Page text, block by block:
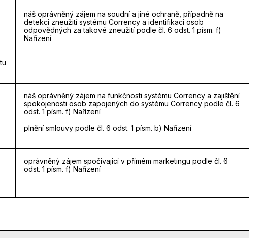
náš oprávněný zájem na soudní a jiné ochraně, případně na
detekci zneužití systému Corrency a identifikaci osob
odpovědných za takové zneužití podle čl. 6 odst. 1 písm. f)
Nařízení
náš oprávněný zájem na funkčnosti systému Corrency a zajištění
spokojenosti osob zapojených do systému Corrency podle čl. 6
odst. 1 písm. f) Nařízení
plnění smlouvy podle čl. 6 odst. 1 písm. b) Nařízení
oprávněný zájem spočívající v přímém marketingu podle čl. 6
odst. 1 písm. f) Nařízení